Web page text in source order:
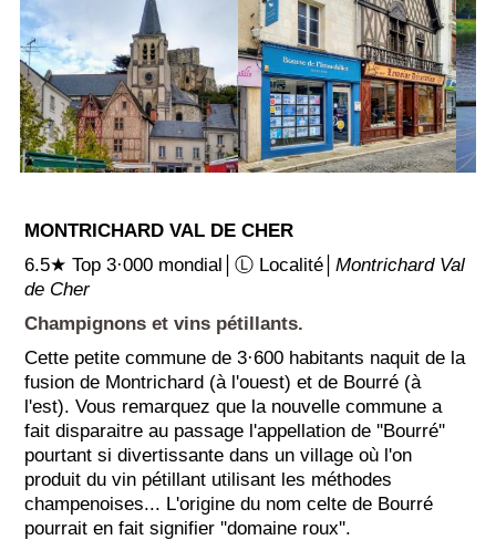
MONTRICHARD VAL DE CHER
6.5★ Top 3·000 mondial│Ⓛ Localité│Montrichard Val
de Cher
Champignons et vins pétillants.
Cette petite commune de 3·600 habitants naquit de la
fusion de Montrichard (à l'ouest) et de Bourré (à
l'est). Vous remarquez que la nouvelle commune a
fait disparaitre au passage l'appellation de ''Bourré''
pourtant si divertissante dans un village où l'on
produit du vin pétillant utilisant les méthodes
champenoises... L'origine du nom celte de Bourré
pourrait en fait signifier ''domaine roux''.